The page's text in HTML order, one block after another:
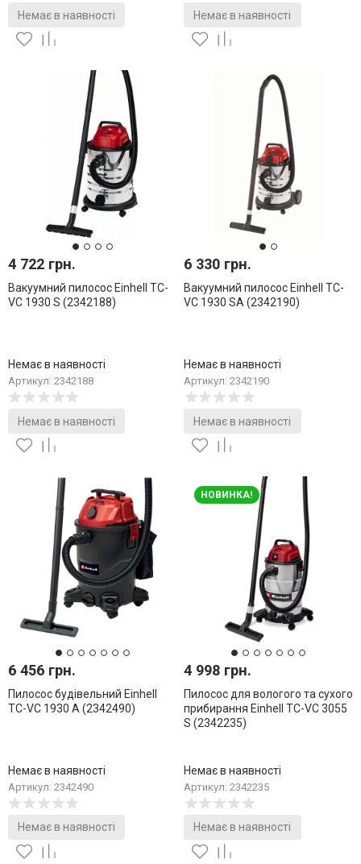
Немає в наявності Немає в наявності
4 722 грн.
Вакуумний пилосос Einhell TC-
VC 1930 S (2342188)
Немає в наявності
Артикул: 2342188
Немає в наявності
6 330 грн.
Вакуумний пилосос Einhell TC-
VC 1930 SA (2342190)
Немає в наявності
Артикул: 2342190
Немає в наявності
6 456 грн.
Пилосос будівельний Einhell
TC-VC 1930 A (2342490)
Немає в наявності
Артикул: 2342490
Немає в наявності
НОВИНКА!
4 998 грн.
Пилосос для вологого та сухого
прибирання Einhell TC-VC 3055
S (2342235)
Немає в наявності
Артикул: 2342235
Немає в наявності